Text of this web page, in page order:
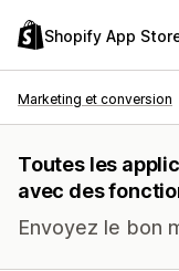
Shopify App
Marketing et conversion
Toutes les
avec des
Envoyez le bon